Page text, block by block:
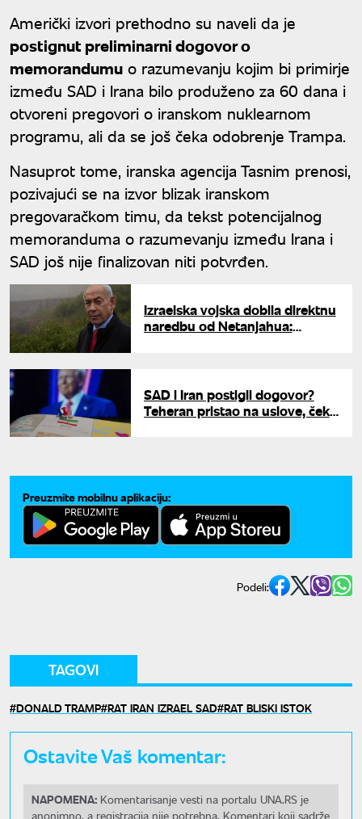
Američki izvori prethodno su naveli da je
postignut preliminarni dogovor o
memorandumu o razumevanju kojim bi primirje
između SAD i Irana bilo produženo za 60 dana i
otvoreni pregovori o iranskom nuklearnom
programu, ali da se još čeka odobrenje Trampa.
Nasuprot tome, iranska agencija Tasnim prenosi,
pozivajući se na izvor blizak iranskom
pregovaračkom timu, da tekst potencijalnog
memoranduma o razumevanju između Irana i
SAD još nije finalizovan niti potvrđen.
Izraelska vojska dobila direktnu
naredbu od Netanjahua:
SAD i Iran postigli dogovor?
Teheran pristao na uslove, čeka
Preuzmite mobilnu aplikaciju:
Podeli:
TAGOVI
DONALD TRAMP RAT IRAN IZRAEL SAD RAT BLISKI ISTOK
Ostavite Vaš komentar:
NAPOMENA: Komentarisanje vesti na portalu UNA.RS je
anonimno, a registracija nije potrebna. Komentari koji sadrže